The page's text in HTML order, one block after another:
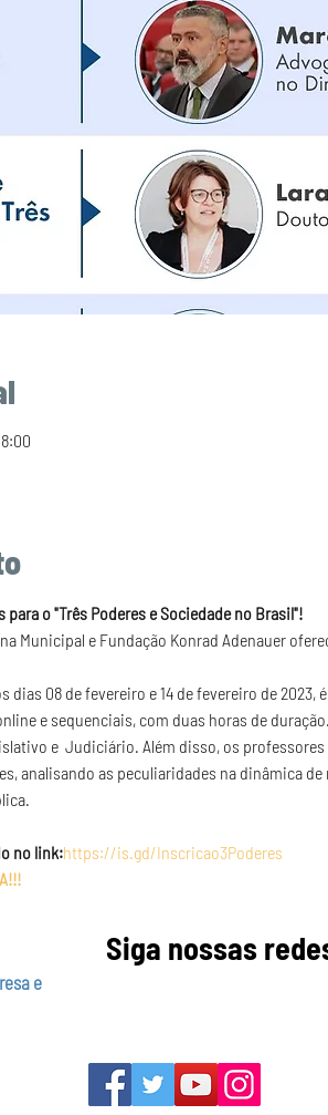
o "Três Poderes e Sociedade no Brasil"!
Municipal e Fundação Konrad Adenauer
dias 08 de fevereiro e 14 de fevereiro de
e sequenciais, com duas horas de
e  Judiciário. Além disso, os
analisando as peculiaridades na dinâmica de
no link:https://is.gd/Inscricao3Poderes
Siga nossas
e